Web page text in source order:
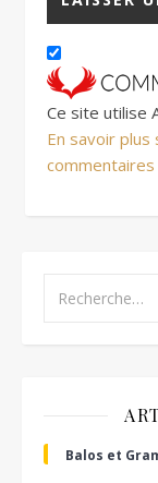
Ce site utilise
En savoir
Balos et